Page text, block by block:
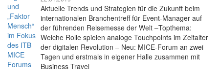
Aktuelle Trends und Strategien für die Zukunft beim
internationalen Branchentreff für Event-Manager auf
der führenden Reisemesse der Welt –Topthema:
Welche Rolle spielen analoge Touchpoints im Zeitalter
der digitalen Revolution – Neu: MICE-Forum an zwei
Tagen und erstmals in eigener Halle zusammen mit
Business Travel